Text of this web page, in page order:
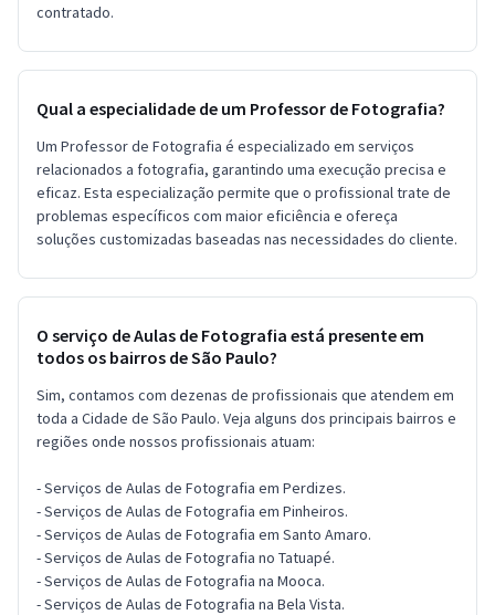
contratado.
Qual a especialidade de um Professor de Fotografia?
Um Professor de Fotografia é especializado em serviços
relacionados a fotografia, garantindo uma execução precisa e
eficaz. Esta especialização permite que o profissional trate de
problemas específicos com maior eficiência e ofereça
soluções customizadas baseadas nas necessidades do cliente.
O serviço de Aulas de Fotografia está presente em
todos os bairros de São Paulo?
Sim, contamos com dezenas de profissionais que atendem em
toda a Cidade de São Paulo. Veja alguns dos principais bairros e
regiões onde nossos profissionais atuam:
- Serviços de Aulas de Fotografia em Perdizes.
- Serviços de Aulas de Fotografia em Pinheiros.
- Serviços de Aulas de Fotografia em Santo Amaro.
- Serviços de Aulas de Fotografia no Tatuapé.
- Serviços de Aulas de Fotografia na Mooca.
- Serviços de Aulas de Fotografia na Bela Vista.